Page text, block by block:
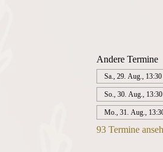
Andere Termine
Sa., 29. Aug., 13:30
So., 30. Aug., 13:30
Mo., 31. Aug.,
93 Termine